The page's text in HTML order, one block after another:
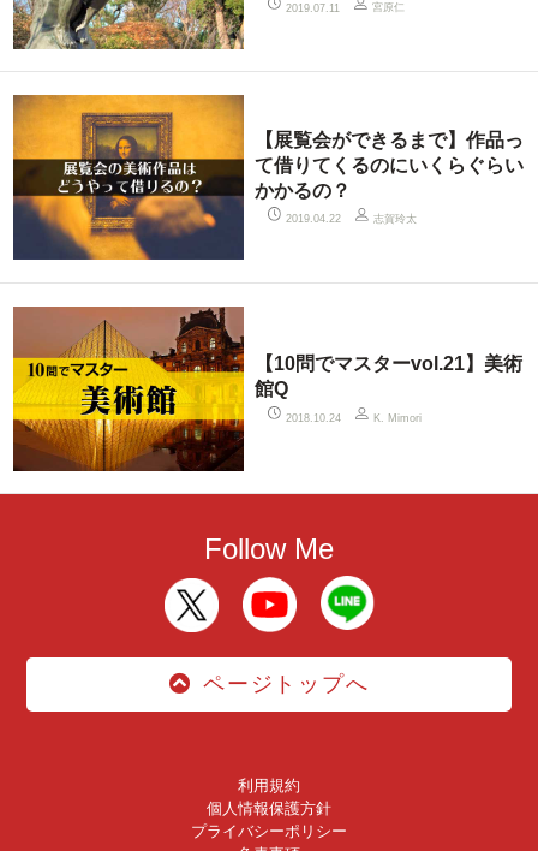
2019.07.11 宮原仁
【展覧会ができるまで】作品っ
て借りてくるのにいくらぐらい
かかるの？
2019.04.22 志賀玲太
【10問でマスターvol.21】美術
館Q
2018.10.24 K. Mimori
Follow Me
ページトップへ
利用規約
個人情報保護方針
プライバシーポリシー